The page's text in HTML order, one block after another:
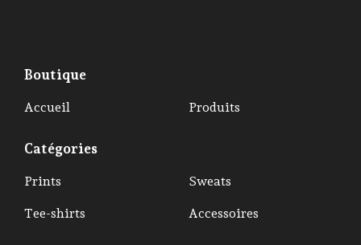
Boutique
Accueil Produits
Catégories
Prints
Tee-shirts
Sweats
Accessoires